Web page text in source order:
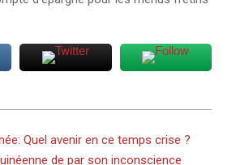
Quel avenir en ce temps crise ?
de par son inconscience